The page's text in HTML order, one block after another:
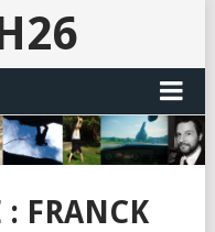
: FRANCK